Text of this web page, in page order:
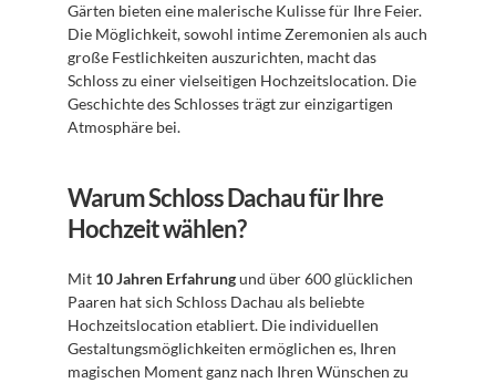
Gärten bieten eine malerische Kulisse für Ihre Feier.
Die Möglichkeit, sowohl intime Zeremonien als auch
große Festlichkeiten auszurichten, macht das
Schloss zu einer vielseitigen Hochzeitslocation. Die
Geschichte des Schlosses trägt zur einzigartigen
Atmosphäre bei.
Warum Schloss Dachau für Ihre
Hochzeit wählen?
Mit 10 Jahren Erfahrung und über 600 glücklichen
Paaren hat sich Schloss Dachau als beliebte
Hochzeitslocation etabliert. Die individuellen
Gestaltungsmöglichkeiten ermöglichen es, Ihren
magischen Moment ganz nach Ihren Wünschen zu